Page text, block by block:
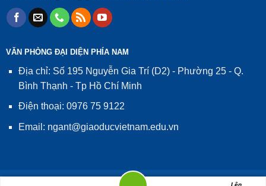
VĂN PHÒNG ĐẠI DIỆN PHÍA NAM
Địa chỉ: Số 195 Nguyễn Gia Trí (D2) - Phường 25 - Q.
Bình Thạnh - Tp Hồ Chí Minh
Điện thoại: 0976 75 9122
Email: ngant@giaoducvietnam.edu.vn
Giấy phép số 02/GP-TTĐT, ngày 24/01/2014 của Cục Phát thanh,
Lên